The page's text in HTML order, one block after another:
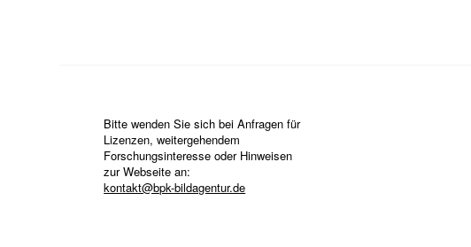
Bitte wenden Sie sich bei Anfragen für
Lizenzen, weitergehendem
Forschungsinteresse oder Hinweisen
zur Webseite an:
kontakt@bpk-bildagentur.de